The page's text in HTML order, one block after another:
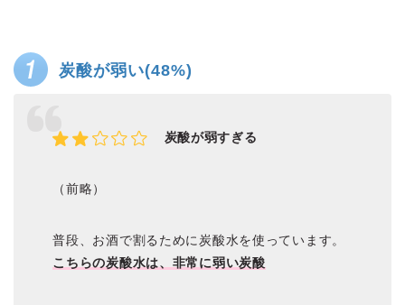
炭酸が弱い(48%)
炭酸が弱すぎる
（前略）
普段、お酒で割るために炭酸水を使っています。
こちらの炭酸水は、非常に弱い炭酸